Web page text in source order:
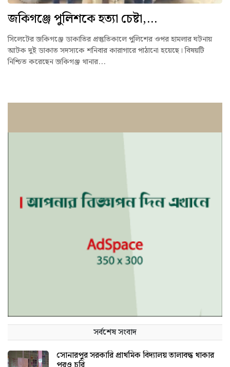
জকিগঞ্জে পুলিশকে হত্যা চেষ্টা,...
সিলেটের জকিগঞ্জে ডাকাতির প্রস্তুতিকালে পুলিশের ওপর হামলার ঘটনায়
আটক দুই ডাকাত সদস্যকে শনিবার কারাগারে পাঠানো হয়েছে। বিষয়টি
নিশ্চিত করেছেন জকিগঞ্জ থানার...
সর্বশেষ সংবাদ
সোনারপুর সরকারি প্রাথমিক বিদ্যালয় তালাবদ্ধ থাকার